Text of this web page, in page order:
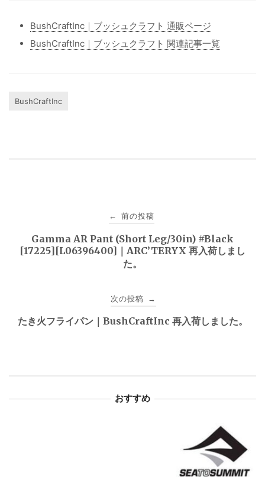
BushCraftInc｜ブッシュクラフト 通販ページ
BushCraftInc｜ブッシュクラフト 関連記事一覧
BushCraftInc
ナ
ー
← 前の投稿
Gamma AR Pant (Short Leg/30in) #Black
[17225][L06396400]｜ARC’TERYX 再入荷しまし
た。
次の投稿 →
たき火フライパン｜BushCraftInc 再入荷しました。
おすすめ